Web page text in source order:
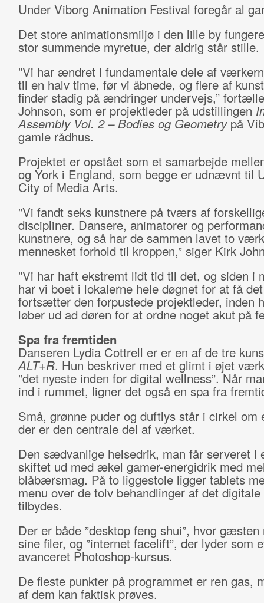
Under Viborg Animation Festival foregår al
Det store animationsmiljø i den lille by
stor summende myretue, der aldrig står stille.
”Vi har ændret i fundamentale dele af
til en halv time, før vi åbnede, og flere af
finder stadig på ændringer undervejs,”
Johnson, som er projektleder på udstillingen
Assembly Vol. 2 – Bodies og Geometry på
gamle rådhus.
Projektet er opstået som et samarbejde
og York i England, som begge er udnævnt til
City of Media Arts.
”Vi fandt seks kunstnere på tværs af
discipliner. Dansere, animatorer og
kunstnere, og så har de sammen lavet to
mennesket forhold til kroppen,” siger Kirk
”Vi har haft ekstremt lidt tid til det, og siden i
har vi boet i lokalerne hele døgnet for at få
fortsætter den forpustede projektleder, inden
løber ud ad døren for at ordne noget akut på
Spa fra fremtiden
Danseren Lydia Cottrell er er en af de tre
ALT+R. Hun beskriver med et glimt i øjet
”det nyeste inden for digital wellness”. Når
ind i rummet, ligner det også en spa fra
Små, grønne puder og duftlys står i cirkel om
der er den centrale del af værket.
Den sædvanlige helsedrik, man får serveret i
skiftet ud med ækel gamer-energidrik med
blåbærsmag. På to liggestole ligger tablets
menu over de tolv behandlinger af det
tilbydes.
Der er både ”desktop feng shui”, hvor
sine filer, og ”internet facelift”, der lyder som
avanceret Photoshop-kursus.
De fleste punkter på programmet er ren gas,
af dem kan faktisk prøves.